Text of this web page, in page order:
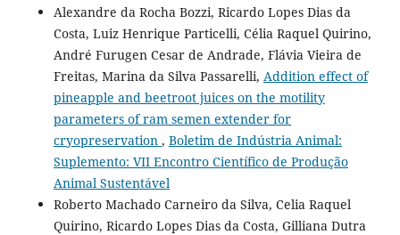
Alexandre da Rocha Bozzi, Ricardo Lopes Dias da
Costa, Luiz Henrique Particelli, Célia Raquel Quirino,
André Furugen Cesar de Andrade, Flávia Vieira de
Freitas, Marina da Silva Passarelli, Addition effect of
pineapple and beetroot juices on the motility
parameters of ram semen extender for
cryopreservation , Boletim de Indústria Animal:
Suplemento: VII Encontro Científico de Produção
Animal Sustentável
Roberto Machado Carneiro da Silva, Celia Raquel
Quirino, Ricardo Lopes Dias da Costa, Gilliana Dutra